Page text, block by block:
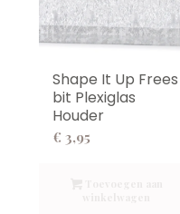
Shape It Up Frees
bit Plexiglas
Houder
€ 3,95